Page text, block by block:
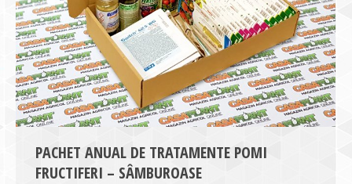
PACHET ANUAL DE TRATAMENTE POMI
FRUCTIFERI – SÂMBUROASE